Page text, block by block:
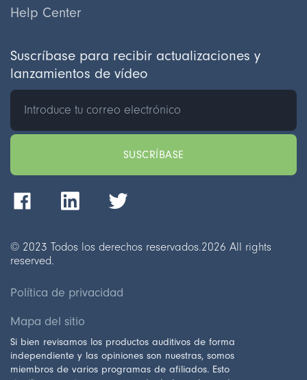
Help Center
© 2023 Todos los derechos reservados.2026 All rights
reserved.
Política de privacidad
Mapa del sitio
Si bien revisamos los productos auditivos de forma
independiente y las opiniones son nuestras, somos
miembros de varios programas de afiliados. Esto
Suscríbase para recibir actualizaciones y
lanzamientos de vídeo